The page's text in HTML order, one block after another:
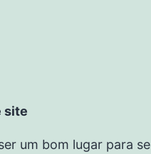
site
um bom lugar para se